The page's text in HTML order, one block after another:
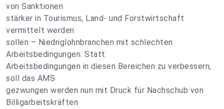
von Sanktionen
stärker in Tourismus, Land- und Forstwirtschaft
vermittelt werden
sollen – Niedriglohnbranchen mit schlechten
Arbeitsbedingungen. Statt
Arbeitsbedingungen in diesen Bereichen zu verbessern,
soll das AMS
gezwungen werden nun mit Druck für Nachschub von
Billigarbeitskräften